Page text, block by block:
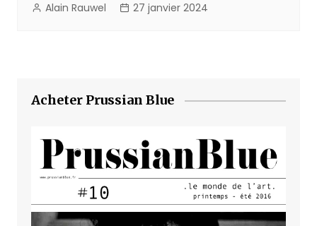
Alain Rauwel 27 janvier 2024
Acheter Prussian Blue